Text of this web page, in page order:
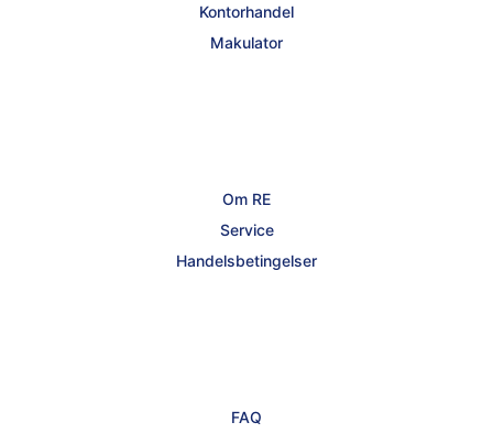
Kontorhandel
Makulator
Om RE
Service
Handelsbetingelser
FAQ